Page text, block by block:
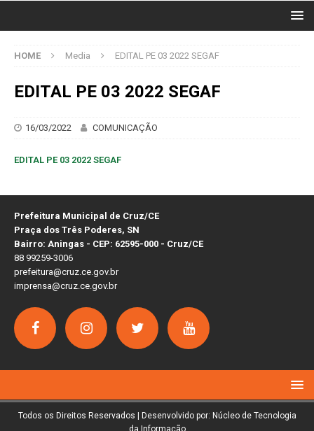
HOME Media EDITAL PE 03 2022 SEGAF
EDITAL PE 03 2022 SEGAF
16/03/2022 COMUNICAÇÃO
EDITAL PE 03 2022 SEGAF
Prefeitura Municipal de Cruz/CE
Praça dos Três Poderes, SN
Bairro: Aningas - CEP: 62595-000 - Cruz/CE
88 99259-3006
prefeitura@cruz.ce.gov.br
imprensa@cruz.ce.gov.br
Todos os Direitos Reservados | Desenvolvido por: Núcleo de Tecnologia
da Informação